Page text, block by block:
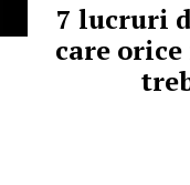
7 lucruri
care